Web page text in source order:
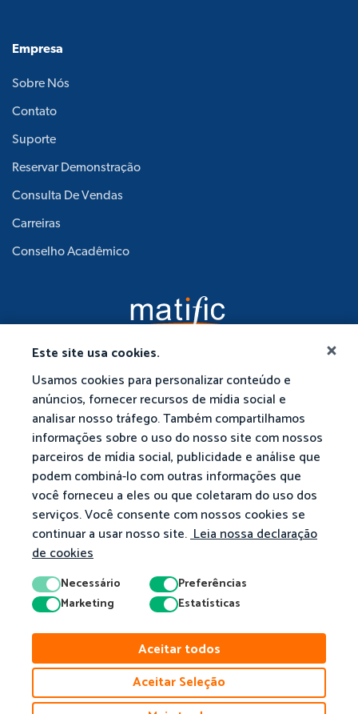
Este site usa cookies.
Usamos cookies para personalizar conteúdo e
anúncios, fornecer recursos de mídia social e
analisar nosso tráfego. Também compartilhamos
informações sobre o uso do nosso site com nossos
parceiros de mídia social, publicidade e análise que
podem combiná-lo com outras informações que
você forneceu a eles ou que coletaram do uso dos
serviços. Você consente com nossos cookies se
continuar a usar nosso site.Leia nossa declaração
de cookies
Necessário
Preferências
Marketing
Estatísticas
Aceitar todos
Aceitar Seleção
Empresa
Sobre Nós
Contato
Suporte
Reservar Demonstração
Consulta De Vendas
Carreiras
Conselho Acadêmico
Privacidade Termos Política De Cookies